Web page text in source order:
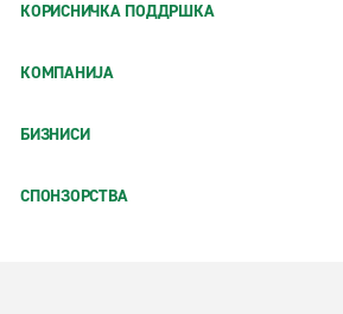
КОРИСНИЧКА ПОДДРШКА
КОМПАНИЈА
БИЗНИСИ
СПОНЗОРСТВА